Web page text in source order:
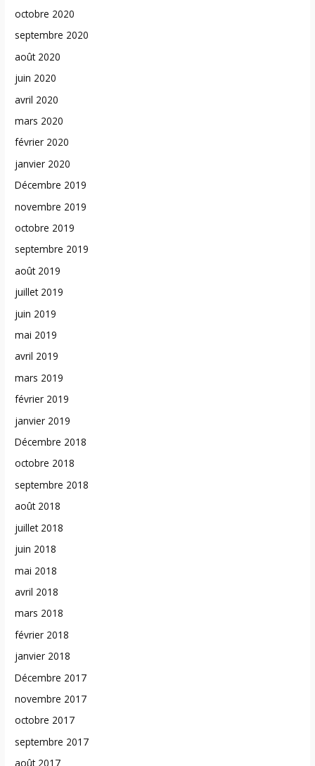
octobre 2020
septembre 2020
août 2020
juin 2020
avril 2020
mars 2020
février 2020
janvier 2020
Décembre 2019
novembre 2019
octobre 2019
septembre 2019
août 2019
juillet 2019
juin 2019
mai 2019
avril 2019
mars 2019
février 2019
janvier 2019
Décembre 2018
octobre 2018
septembre 2018
août 2018
juillet 2018
juin 2018
mai 2018
avril 2018
mars 2018
février 2018
janvier 2018
Décembre 2017
novembre 2017
octobre 2017
septembre 2017
août 2017